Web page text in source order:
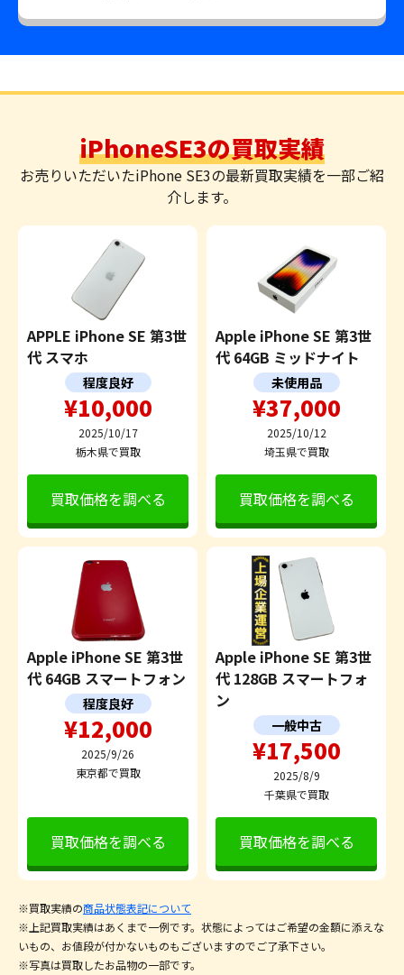
iPhoneSE3の買取実績
お売りいただいたiPhone SE3の最新買取実績を一部ご紹
介します。
APPLE iPhone SE 第3世
代 スマホ
程度良好
¥10,000
2025/10/17
栃木県で買取
買取価格を調べる
Apple iPhone SE 第3世
代 64GB ミッドナイト
未使用品
¥37,000
2025/10/12
埼玉県で買取
買取価格を調べる
Apple iPhone SE 第3世
代 64GB スマートフォン
程度良好
¥12,000
2025/9/26
東京都で買取
買取価格を調べる
Apple iPhone SE 第3世
代 128GB スマートフォ
ン
一般中古
¥17,500
2025/8/9
千葉県で買取
買取価格を調べる
※買取実績の商品状態表記について
※上記買取実績はあくまで一例です。状態によってはご希望の金額に添えな
いもの、お値段が付かないものもございますのでご了承下さい。
※写真は買取したお品物の一部です。